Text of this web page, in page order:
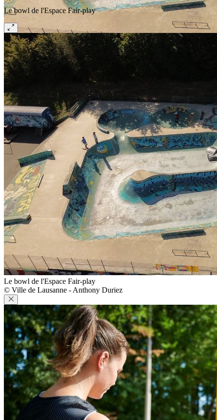
Le bowl de l'Espace Fair-play
Le bowl de l'Espace Fair-play
© Ville de Lausanne - Anthony Duriez